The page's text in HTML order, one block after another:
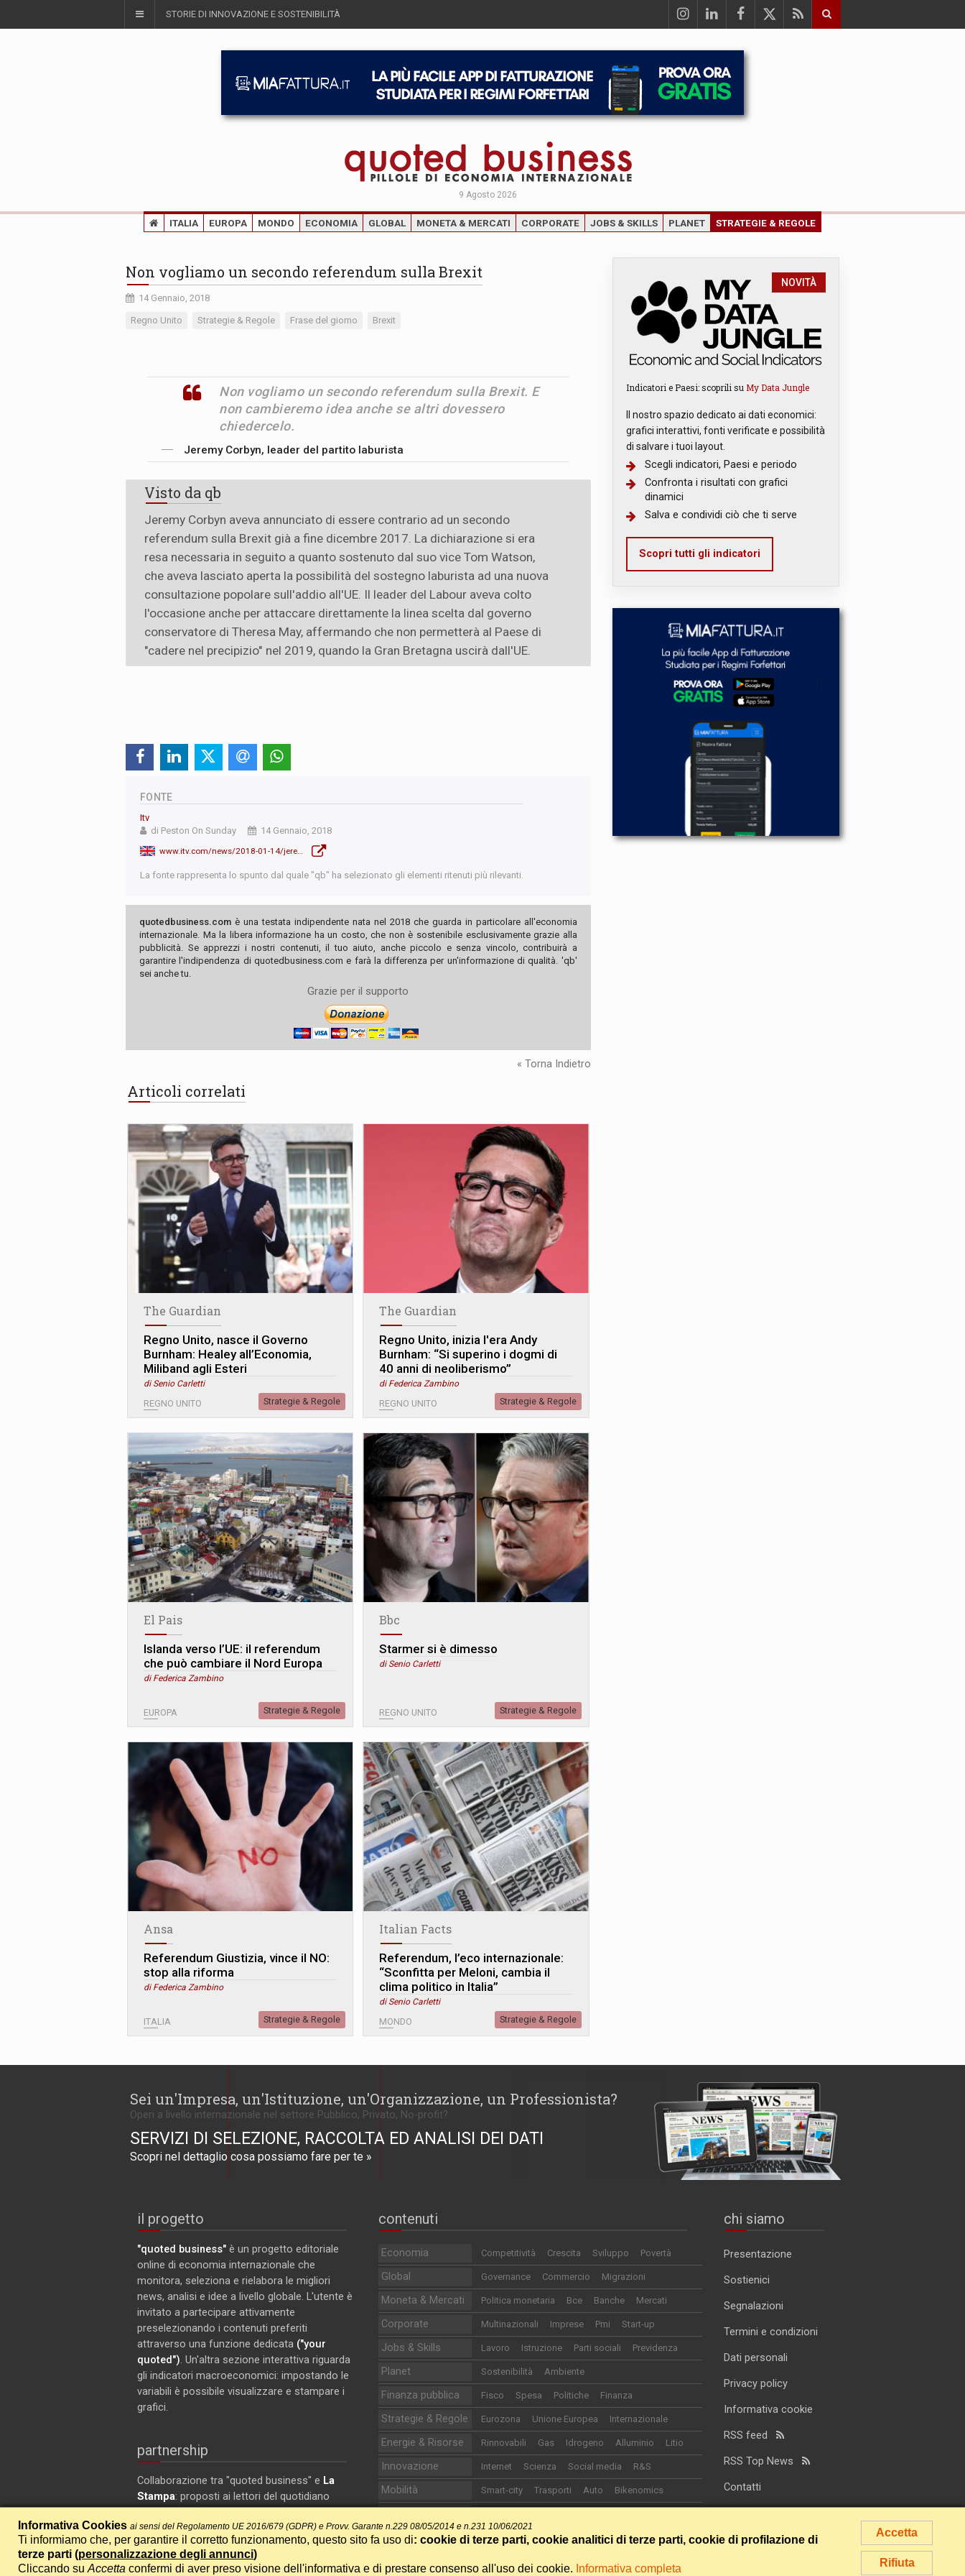
STORIE DI INNOVAZIONE E SOSTENIBILITÀ
9 Agosto 2026
ITALIA EUROPA MONDO ECONOMIA GLOBAL MONETA & MERCATI CORPORATE JOBS & SKILLS PLANET STRATEGIE & REGOLE
Non vogliamo un secondo referendum sulla Brexit
14 Gennaio, 2018
Regno Unito Strategie & Regole Frase del giorno Brexit
Non vogliamo un secondo referendum sulla Brexit. E
non cambieremo idea anche se altri dovessero
chiedercelo.
Jeremy Corbyn, leader del partito laburista
Visto da qb
Jeremy Corbyn aveva annunciato di essere contrario ad un secondo
referendum sulla Brexit già a fine dicembre 2017. La dichiarazione si era
resa necessaria in seguito a quanto sostenuto dal suo vice Tom Watson,
che aveva lasciato aperta la possibilità del sostegno laburista ad una nuova
consultazione popolare sull'addio all'UE. Il leader del Labour aveva colto
l'occasione anche per attaccare direttamente la linea scelta dal governo
conservatore di Theresa May, affermando che non permetterà al Paese di
"cadere nel precipizio" nel 2019, quando la Gran Bretagna uscirà dall'UE.
FONTE
Itv
di Peston On Sunday
14 Gennaio, 2018
La fonte rappresenta lo spunto dal quale "qb" ha selezionato gli elementi ritenuti più rilevanti.
quotedbusiness.com è una testata indipendente nata nel 2018 che guarda in particolare all'economia
internazionale. Ma la libera informazione ha un costo, che non è sostenibile esclusivamente grazie alla
pubblicità. Se apprezzi i nostri contenuti, il tuo aiuto, anche piccolo e senza vincolo, contribuirà a
garantire l'indipendenza di quotedbusiness.com e farà la differenza per un'informazione di qualità. 'qb'
sei anche tu.
Grazie per il supporto
« Torna Indietro
Articoli correlati
The Guardian
Regno Unito, nasce il Governo
Burnham: Healey all’Economia,
Miliband agli Esteri
di Senio Carletti
REGNO UNITO Strategie & Regole
The Guardian
Regno Unito, inizia l'era Andy
Burnham: “Si superino i dogmi di
40 anni di neoliberismo”
di Federica Zambino
REGNO UNITO Strategie & Regole
El Pais
Islanda verso l’UE: il referendum
che può cambiare il Nord Europa
di Federica Zambino
EUROPA Strategie & Regole
Bbc
Starmer si è dimesso
di Senio Carletti
REGNO UNITO Strategie & Regole
Ansa
Referendum Giustizia, vince il NO:
stop alla riforma
di Federica Zambino
ITALIA Strategie & Regole
Italian Facts
Referendum, l’eco internazionale:
“Sconfitta per Meloni, cambia il
clima politico in Italia”
di Senio Carletti
MONDO Strategie & Regole
NOVITÀ
Indicatori e Paesi: scoprili su My Data Jungle
Il nostro spazio dedicato ai dati economici:
grafici interattivi, fonti verificate e possibilità
di salvare i tuoi layout.
Scegli indicatori, Paesi e periodo
Confronta i risultati con grafici
dinamici
Salva e condividi ciò che ti serve
Scopri tutti gli indicatori
Sei un'Impresa, un'Istituzione, un'Organizzazione, un Professionista?
Operi a livello internazionale nel settore Pubblico, Privato, No-profit?
SERVIZI DI SELEZIONE, RACCOLTA ED ANALISI DEI DATI
Scopri nel dettaglio cosa possiamo fare per te »
il progetto
"quoted business" è un progetto editoriale
online di economia internazionale che
monitora, seleziona e rielabora le migliori
news, analisi e idee a livello globale. L'utente è
invitato a partecipare attivamente
preselezionando i contenuti preferiti
attraverso una funzione dedicata ("your
quoted"). Un'altra sezione interattiva riguarda
gli indicatori macroeconomici: impostando le
variabili è possibile visualizzare e stampare i
grafici.
partnership
Collaborazione tra "quoted business" e La
Stampa: proposti ai lettori del quotidiano
contenuti
Economia Competitività Crescita Sviluppo Povertà
Global Governance Commercio Migrazioni
Moneta & Mercati Politica monetaria Bce Banche Mercati
Corporate Multinazionali Imprese Pmi Start-up
Jobs & Skills Lavoro Istruzione Parti sociali Previdenza
Planet Sostenibilità Ambiente
Finanza pubblica Fisco Spesa Politiche Finanza
Strategie & Regole Eurozona Unione Europea Internazionale
Energie & Risorse Rinnovabili Gas Idrogeno Alluminio Litio
Innovazione Internet Scienza Social media R&S
Mobilità Smart-city Trasporti Auto Bikenomics
Sport Calcio Motori Altri sport
chi siamo
Presentazione
Sostienici
Segnalazioni
Termini e condizioni
Dati personali
Privacy policy
Informativa cookie
RSS feed
RSS Top News
Contatti
Accetta
Rifiuta
Informativa Cookies ai sensi del Regolamento UE 2016/679 (GDPR) e Provv. Garante n.229 08/05/2014 e n.231 10/06/2021
Ti informiamo che, per garantire il corretto funzionamento, questo sito fa uso di: cookie di terze parti, cookie analitici di terze parti, cookie di profilazione di
terze parti (personalizzazione degli annunci)
Cliccando su Accetta confermi di aver preso visione dell'informativa e di prestare consenso all'uso dei cookie. Informativa completa